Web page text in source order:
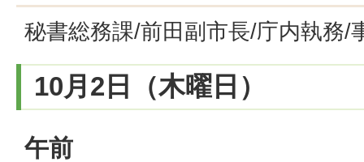
秘書総務課/前田副市長/庁内執務/
10月2日（木曜日）
午前